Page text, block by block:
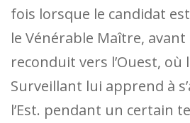
fois lorsque le candidat
le Vénérable Maître, avant
reconduit vers l’Ouest, où
Surveillant lui apprend à
l’Est. pendant un certain